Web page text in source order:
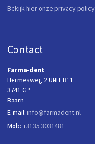
Bekijk hier onze privacy policy
Contact
Farma-dent
Hermesweg 2 UNIT B11
3741 GP
Baarn
E-mail: info@farmadent.nl
Mob: +3135 3031481